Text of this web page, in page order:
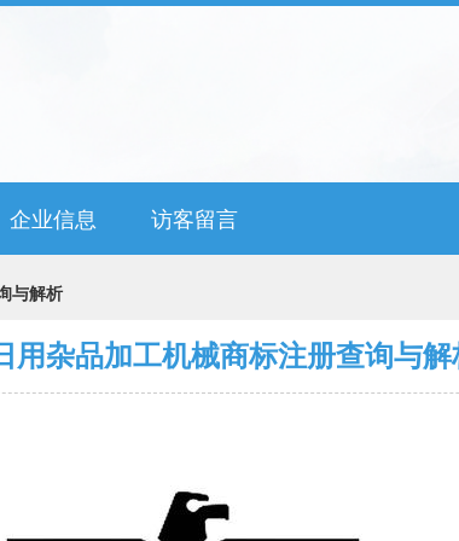
企业信息 访客留言
与解析
用杂品加工机械商标注册查询与解